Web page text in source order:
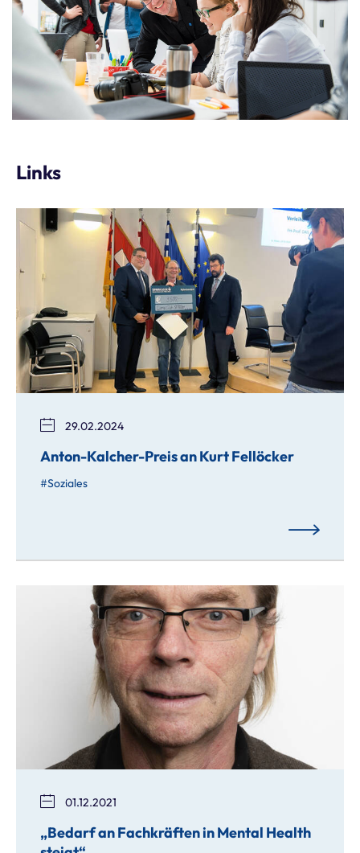
Links
29.02.2024
Anton-Kalcher-Preis an Kurt Fellöcker
Soziales
01.12.2021
„Bedarf an Fachkräften in Mental Health